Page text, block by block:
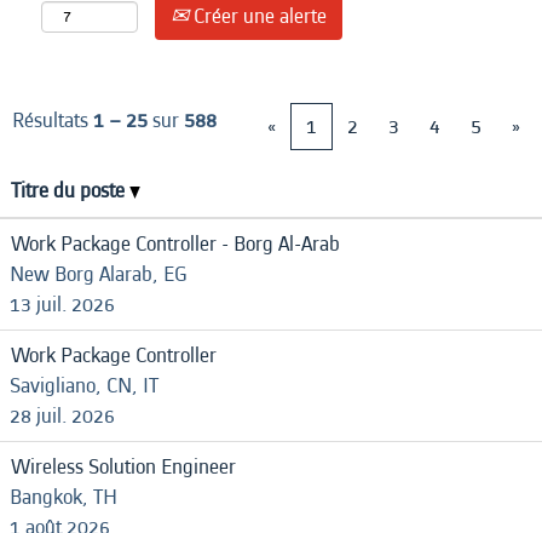
Créer une alerte
Résultats1 – 25sur 588 « 1 2 3 4 5 »
Titre du poste
Work Package Controller - Borg Al-Arab
New Borg Alarab, EG
13 juil. 2026
Work Package Controller
Savigliano, CN, IT
28 juil. 2026
Wireless Solution Engineer
Bangkok, TH